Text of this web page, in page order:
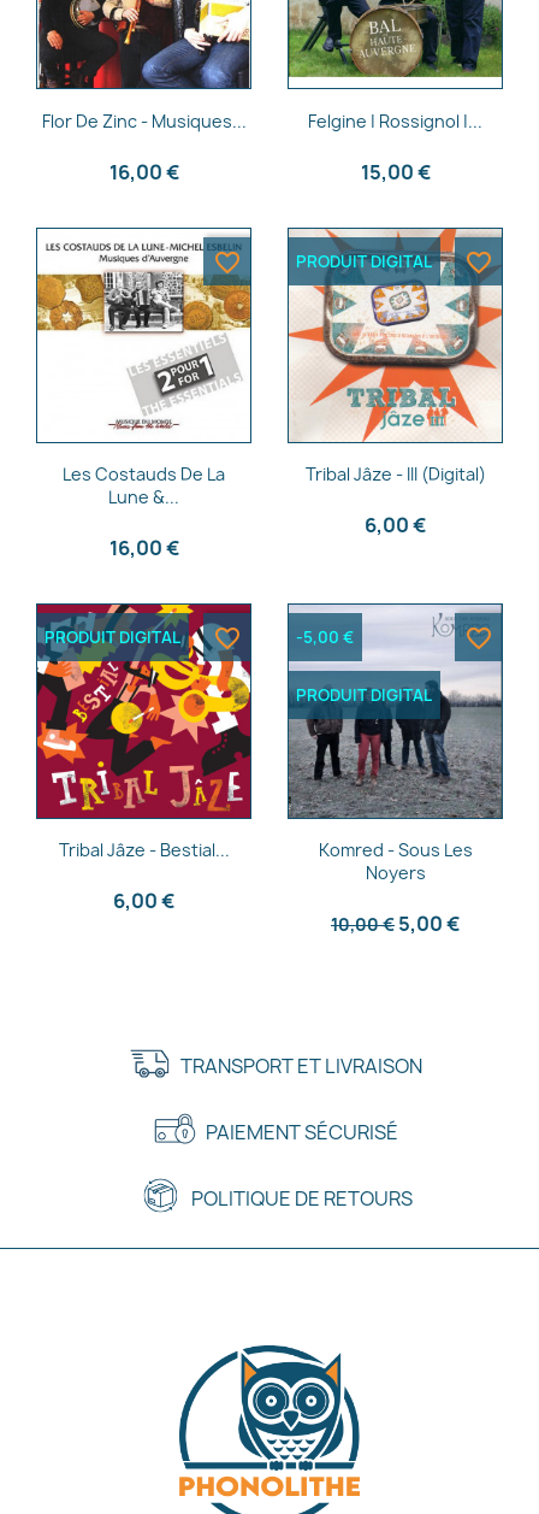
Aperçu rapide
Flor De Zinc - Musiques...
16,00 €
Aperçu rapide
Felgine | Rossignol |...
15,00 €
Aperçu rapide
Les Costauds De La
Lune &...
16,00 €
favorite_border
Aperçu rapide
Tribal Jâze - III (Digital)
6,00 €
PRODUIT DIGITAL favorite_border
Aperçu rapide
Tribal Jâze - Bestial...
6,00 €
PRODUIT DIGITAL favorite_border
Aperçu rapide
Komred - Sous Les
Noyers
10,00 € 5,00 €
-5,00 €
PRODUIT DIGITAL
favorite_border
TRANSPORT ET LIVRAISON
PAIEMENT SÉCURISÉ
POLITIQUE DE RETOURS